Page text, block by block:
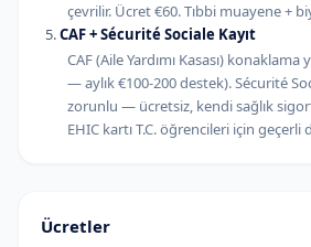
çevrilir. Ücret €60. Tıbbi muayene +
CAF + Sécurité Sociale Kayıt
CAF (Aile Yardımı Kasası) konaklama
— aylık €100-200 destek). Sécurité
zorunlu — ücretsiz, kendi sağlık
EHIC kartı T.C. öğrencileri için geçerli
Ücretler